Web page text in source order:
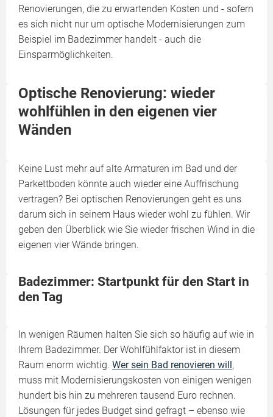
Renovierungen, die zu erwartenden Kosten und - sofern
es sich nicht nur um optische Modernisierungen zum
Beispiel im Badezimmer handelt - auch die
Einsparmöglichkeiten.
Optische Renovierung: wieder
wohlfühlen in den eigenen vier
Wänden
Keine Lust mehr auf alte Armaturen im Bad und der
Parkettboden könnte auch wieder eine Auffrischung
vertragen? Bei optischen Renovierungen geht es uns
darum sich in seinem Haus wieder wohl zu fühlen. Wir
geben den Überblick wie Sie wieder frischen Wind in die
eigenen vier Wände bringen.
Badezimmer: Startpunkt für den Start in
den Tag
In wenigen Räumen halten Sie sich so häufig auf wie in
Ihrem Badezimmer. Der Wohlfühlfaktor ist in diesem
Raum enorm wichtig. Wer sein Bad renovieren will,
muss mit Modernisierungskosten von einigen wenigen
hundert bis hin zu mehreren tausend Euro rechnen.
Lösungen für jedes Budget sind gefragt – ebenso wie